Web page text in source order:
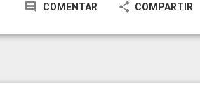
COMENTAR COMPARTIR